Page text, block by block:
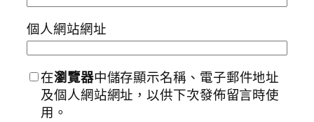
個人網站網址
在瀏覽器中儲存顯示名稱、電子郵件地址
及個人網站網址，以供下次發佈留言時使
用。